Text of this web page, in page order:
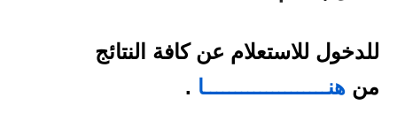
للدخول للاستعلام عن كافة النتائج
من هنــــــــــــــــــــا .